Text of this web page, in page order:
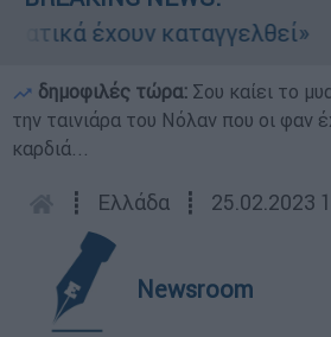
έχουν καταγγελθεί»
δημοφιλές τώρα: Σου καίει το
την ταινιάρα του Νόλαν που οι φαν
καρδιά...
┋ Ελλάδα ┋ 25.02.2023
Newsroom